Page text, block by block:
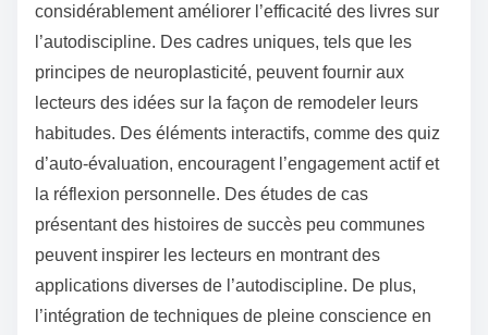
considérablement améliorer l’efficacité des livres sur
l’autodiscipline. Des cadres uniques, tels que les
principes de neuroplasticité, peuvent fournir aux
lecteurs des idées sur la façon de remodeler leurs
habitudes. Des éléments interactifs, comme des quiz
d’auto-évaluation, encouragent l’engagement actif et
la réflexion personnelle. Des études de cas
présentant des histoires de succès peu communes
peuvent inspirer les lecteurs en montrant des
applications diverses de l’autodiscipline. De plus,
l’intégration de techniques de pleine conscience en